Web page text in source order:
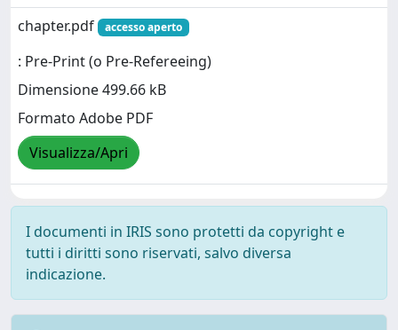
chapter.pdf
accesso aperto
: Pre-Print (o Pre-Refereeing)
Dimensione 499.66 kB
Formato Adobe PDF
Visualizza/Apri
I documenti in IRIS sono protetti da copyright e
tutti i diritti sono riservati, salvo diversa
indicazione.